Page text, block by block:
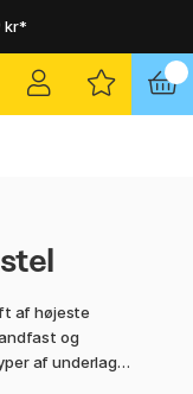
kr*
af højeste
og
af underlag.